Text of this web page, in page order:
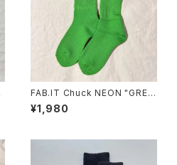
FAB.IT Chuck NEON "GREE
N"
¥1,980